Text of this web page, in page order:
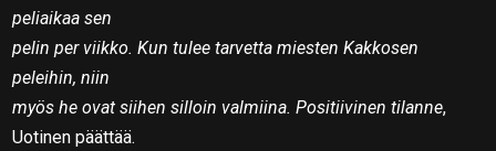
peliaikaa sen
pelin per viikko. Kun tulee tarvetta miesten Kakkosen
peleihin, niin
myös he ovat siihen silloin valmiina. Positiivinen tilanne,
Uotinen päättää.